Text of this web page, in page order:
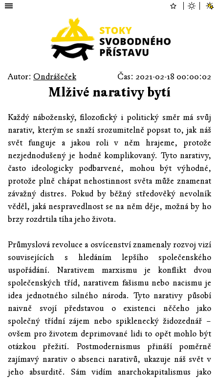
Autor: Ondrášeček Čas: 2021-02-18 00:00:02
Mlživé narativy bytí
Každý náboženský, filozofický i politický směr má svůj
narativ, kterým se snaží srozumitelně popsat to, jak náš
svět funguje a jakou roli v něm hrajeme, protože
nezjednodušený je hodně komplikovaný. Tyto narativy,
často ideologicky podbarvené, mohou být výhodné,
protože plně chápat nehostinnost světa může znamenat
závažný distres. Pokud by běžný středověký nevolník
věděl, jaká nespravedlnost se na něm děje, možná by ho
brzy rozdrtila tíha jeho života.
Průmyslová revoluce a osvícenství znamenaly rozvoj vizí
souvisejících s hledáním lepšího společenského
uspořádání. Narativem marxismu je konflikt dvou
společenských tříd, narativem fašismu nebo nacismu je
idea jednotného silného národa. Tyto narativy působí
naivně svojí představou o existenci něčeho jako
společný třídní zájem nebo spiklenecký židozednář –
ovšem pro životem deprimované lidi to opět mohlo být
otázkou přežití. Postmodernismus přináší poměrně
zajímavý narativ o absenci narativů, ukazuje náš svět v
jeho absurditě. Sám vidím anarchokapitalismus jako